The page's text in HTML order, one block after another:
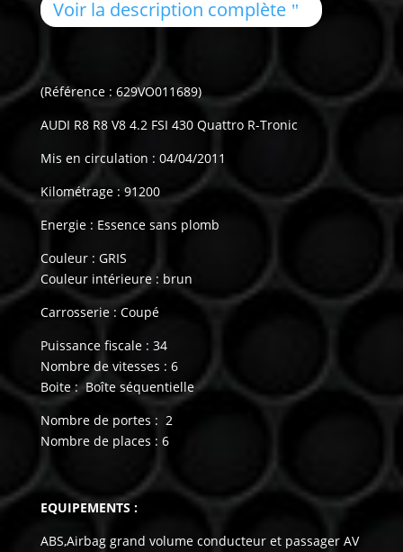
Voir la description complète
(Référence : 629VO011689)
AUDI R8 R8 V8 4.2 FSI 430 Quattro R-Tronic
Mis en circulation : 04/04/2011
Kilométrage : 91200
Energie : Essence sans plomb
Couleur : GRIS
Couleur intérieure : brun
Carrosserie : Coupé
Puissance fiscale : 34
Nombre de vitesses : 6
Boite : Boîte séquentielle
Nombre de portes : 2
Nombre de places : 6
EQUIPEMENTS :
ABS,Airbag grand volume conducteur et passager AV